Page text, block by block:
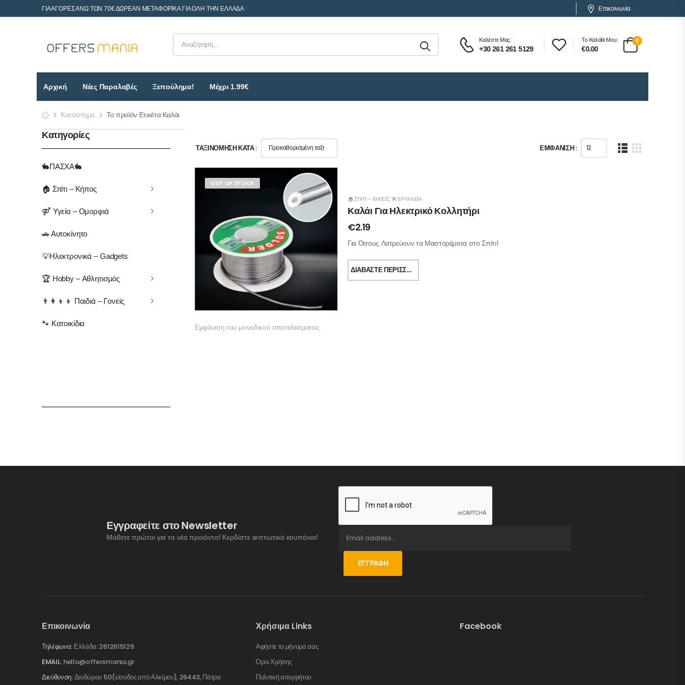
ΓΙΑ ΑΓΟΡΕΣ ΑΝΩ ΤΩΝ 70€ ΔΩΡΕΑΝ ΜΕΤΑΦΟΡΙΚΑ ΓΙΑ ΟΛΗ ΤΗΝ ΕΛΛΑΔΑ Επικοινωνία
Καλέστε Μας:
+30 261 261 5129
Το Καλάθι Μου:
€0.00
0
Αρχική Νέες Παραλαβές Ξεπούλημα! Μέχρι 1.99€
Κατάστημα
Το προϊόν Ετικέτα Καλάι
Κατηγορίες
🐇ΠΑΣΧΑ🐇
🏠 Σπίτι – Κήπος
⚤ Υγεία – Ομορφιά
🚗 Αυτοκίνητο
💡Ηλεκτρονικά – Gadgets
🏆 Hobby – Αθλητισμός
👨‍👩‍👦‍👦 Παιδιά – Γονείς
🐾 Κατοικίδια
ΤΑΞΙΝΌΜΗΣΗ ΚΑΤΆ : ΕΜΦΆΝΙΣΗ :
OUT OF STOCK
🏠 ΣΠΊΤΙ – ΚΉΠΟΣ, 🛠️ ΕΡΓΑΛΕΊΑ
Καλάι Για Ηλεκτρικό Κολλητήρι
€2.19
Για Όσους Λατρεύουν τα Μαστορέματα στο Σπίτι!
ΔΙΑΒΆΣΤΕ ΠΕΡΙΣΣΌΤΕΡΑ
Εμφάνιση του μοναδικού αποτελέσματος
Εγγραφείτε στο Newsletter
Μάθετε πρώτοι για τα νέα προιόντα! Κερδίστε εκπτωτικά κουπόνια!
ΕΓΓΡΑΦΉ
Επικοινωνία
Τηλέφωνα: Ελλάδα: 2612615129
EMAIL: hello@offersmania.gr
Διεύθυνση:Διοδώρου 50(είσοδος από Αλκίμου), 26443, Πάτρα
Χρήσιμα Links
Αφήστε το μήνυμά σας
Όροι Χρήσης
Πολιτική απορρήτου
Facebook